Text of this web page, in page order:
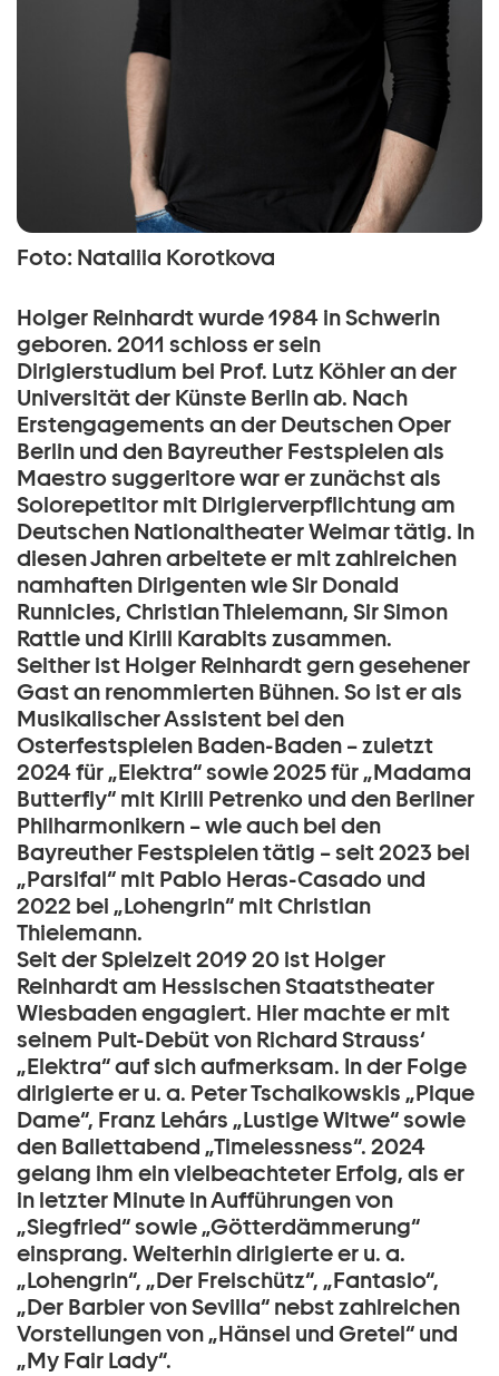
Foto: Nataliia Korotkova
Holger Reinhardt wurde 1984 in Schwerin
geboren. 2011 schloss er sein
Dirigierstudium bei Prof. Lutz Köhler an der
Universität der Künste Berlin ab. Nach
Erstengagements an der Deutschen Oper
Berlin und den Bayreuther Festspielen als
Maestro suggeritore war er zunächst als
Solorepetitor mit Dirigierverpflichtung am
Deutschen Nationaltheater Weimar tätig. In
diesen Jahren arbeitete er mit zahlreichen
namhaften Dirigenten wie Sir Donald
Runnicles, Christian Thielemann, Sir Simon
Rattle und Kirill Karabits zusammen.
Seither ist Holger Reinhardt gern gesehener
Gast an renommierten Bühnen. So ist er als
Musikalischer Assistent bei den
Osterfestspielen Baden-Baden – zuletzt
2024 für „Elektra“ sowie 2025 für „Madama
Butterfly“ mit Kirill Petrenko und den Berliner
Philharmonikern – wie auch bei den
Bayreuther Festspielen tätig – seit 2023 bei
„Parsifal“ mit Pablo Heras-Casado und
2022 bei „Lohengrin“ mit Christian
Thielemann.
Seit der Spielzeit 2019 20 ist Holger
Reinhardt am Hessischen Staatstheater
Wiesbaden engagiert. Hier machte er mit
seinem Pult-Debüt von Richard Strauss‘
„Elektra“ auf sich aufmerksam. In der Folge
dirigierte er u. a. Peter Tschaikowskis „Pique
Dame“, Franz Lehárs „Lustige Witwe“ sowie
den Ballettabend „Timelessness“. 2024
gelang ihm ein vielbeachteter Erfolg, als er
in letzter Minute in Aufführungen von
„Siegfried“ sowie „Götterdämmerung“
einsprang. Weiterhin dirigierte er u. a.
„Lohengrin“, „Der Freischütz“, „Fantasio“,
„Der Barbier von Sevilla“ nebst zahlreichen
Vorstellungen von „Hänsel und Gretel“ und
„My Fair Lady“.